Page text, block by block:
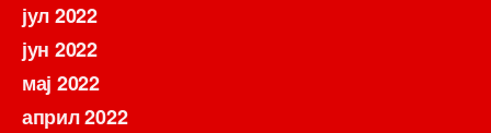
јул 2022
јун 2022
мај 2022
април 2022